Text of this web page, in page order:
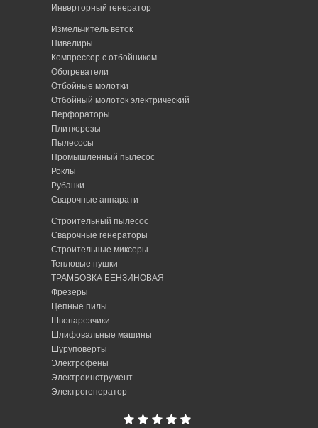
Инверторный генератор
Измельчитель веток
Нивелиры
Компрессор с отбойником
Обогреватели
Отбойные молотки
Отбойный молоток электрический
Перфораторы
Плиткорезы
Пылесосы
Промышленный пылесос
Роклы
Рубанки
Сварочные аппарати
Строительный пылесос
Сварочные генераторы
Строительные миксеры
Тепловые пушки
ТРАМБОВКА БЕНЗИНОВАЯ
Фрезеры
Цепные пилы
Швонарезчики
Шлифовальные машины
Шуруповерты
Электрофены
Электроинструмент
Электрогенератор